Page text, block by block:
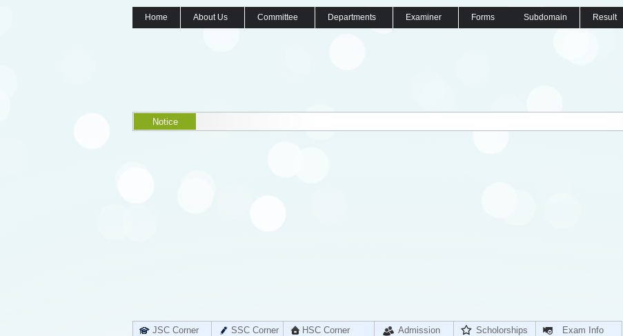
Home About Us Committee Departments Examiner Forms Subdomain Result
Notice
JSC Corner SSC Corner HSC Corner Admission Scholorships Exam Info